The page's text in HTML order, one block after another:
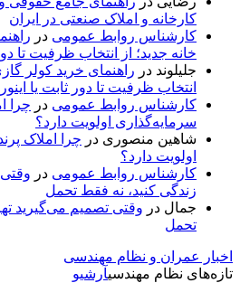
کارخانه و املاک صنعتی در ایران
کارشناس روابط عمومی در
خانه جدید؛ از انتخاب ظرفیت تا دور
جلیلوند در راهنمای خرید کولر
انتخاب ظرفیت تا دور ثابت یا
کارشناس روابط عمومی در چرا
سرمایه‌گذاری اولویت دارد؟
شاهین منصوری در چرا املاک
اولویت دارد؟
کارشناس روابط عمومی در
زندگی کنید، نه فقط تحمل
جمال در وقتی تصمیم می‌گیرید
تحمل
اخبار عمران و نظام مهندسی
تازه‌های نظام مهندسیآرشیو